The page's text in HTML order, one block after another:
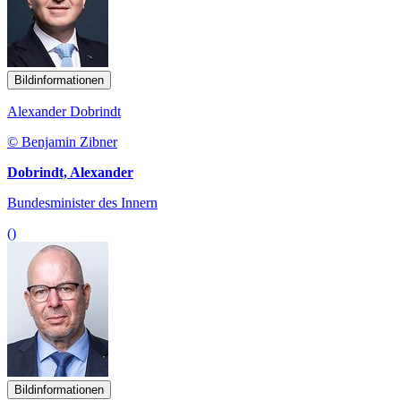
Bildinformationen
Alexander Dobrindt
© Benjamin Zibner
Dobrindt, Alexander
Bundesminister des Innern
()
Bildinformationen